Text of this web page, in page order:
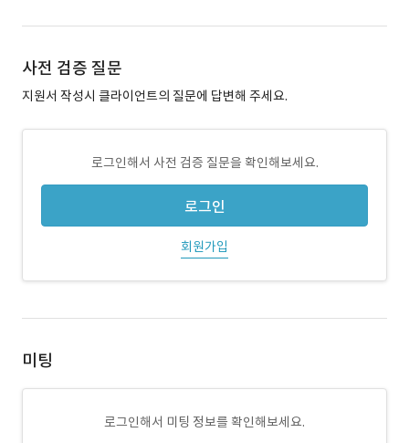
사전 검증 질문
지원서 작성시 클라이언트의 질문에 답변해 주세요.
로그인해서 사전 검증 질문을 확인해보세요.
로그인
회원가입
미팅
로그인해서 미팅 정보를 확인해보세요.